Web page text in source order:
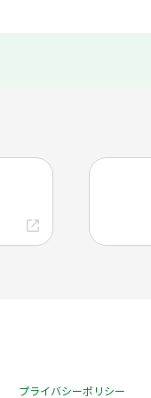
プライバシーポリシー